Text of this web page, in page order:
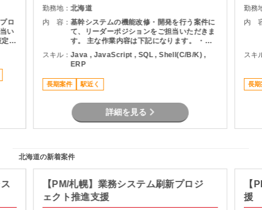
ロ
い
勤務地：北海道
内 容：基幹システムの機能改修・開発を行う案件に
て、リーダーポジションをご担当いただきま
す。 主な作業内容は下記になります。 ・要
件定義からリリースまでの一連の開発業務 ・
運用保守および障害対応 ・現行システムの調
査・影響分析 ・メンバー管理および開発チー
ムの推進 ・関係者との調整および改善提案
スキル：Java , JavaScript , SQL , Shell(C/B/K) ,
ERP
長期案件 駅近く
詳細を見る
勤務
内
スキ
長期
北海道の新着案件
【PM/札幌】業務システム刷新プロジ
ェクト推進支援
【
援